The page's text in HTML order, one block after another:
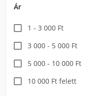
Ár
1 - 3 000 Ft
3 000 - 5 000 Ft
5 000 - 10 000 Ft
10 000 Ft felett